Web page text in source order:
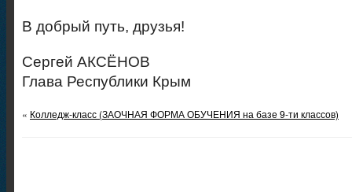
В добрый путь, друзья!
Сергей АКСЁНОВ
Глава Республики Крым
« Колледж-класс (ЗАОЧНАЯ ФОРМА ОБУЧЕНИЯ на базе 9-ти классов)